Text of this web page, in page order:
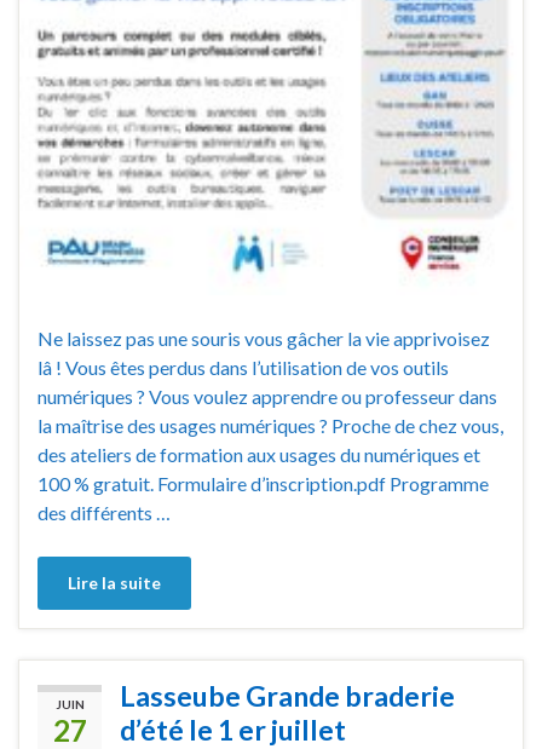
Ne laissez pas une souris vous gâcher la vie apprivoisez
lâ ! Vous êtes perdus dans l’utilisation de vos outils
numériques ? Vous voulez apprendre ou professeur dans
la maîtrise des usages numériques ? Proche de chez vous,
des ateliers de formation aux usages du numériques et
100 % gratuit. Formulaire d’inscription.pdf Programme
des différents …
Lire la suite
JUIN
27
Lasseube Grande braderie
d’été le 1 er juillet